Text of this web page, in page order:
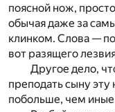
поясной нож,
обычая даже за
клинком. Слова —
вот разящего лезви
Другое дело,
преподать сыну
побольше, чем